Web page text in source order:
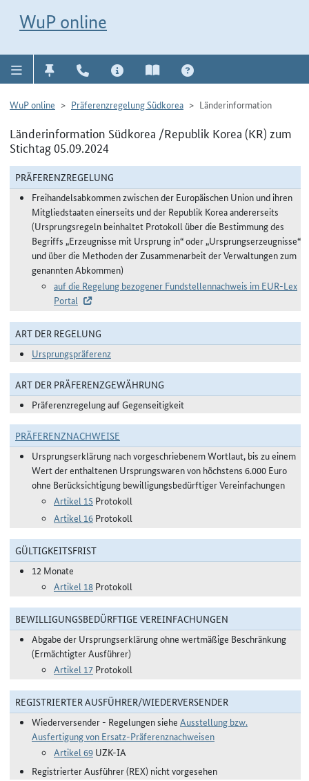
WuP online
WuP online Präferenzregelung Südkorea Länderinformation
Länderinformation Südkorea /Republik Korea (KR) zum
Stichtag 05.09.2024
PRÄFERENZREGELUNG
Freihandelsabkommen zwischen der Europäischen Union und ihren
Mitgliedstaaten einerseits und der Republik Korea andererseits
(Ursprungsregeln beinhaltet Protokoll über die Bestimmung des
Begriffs „Erzeugnisse mit Ursprung in“ oder „Ursprungserzeugnisse“
und über die Methoden der Zusammenarbeit der Verwaltungen zum
genannten Abkommen)
auf die Regelung bezogener Fundstellennachweis im EUR-Lex
Portal
ART DER REGELUNG
Ursprungspräferenz
ART DER PRÄFERENZGEWÄHRUNG
Präferenzregelung auf Gegenseitigkeit
PRÄFERENZNACHWEISE
Ursprungserklärung nach vorgeschriebenem Wortlaut, bis zu einem
Wert der enthaltenen Ursprungswaren von höchstens 6.000 Euro
ohne Berücksichtigung bewilligungsbedürftiger Vereinfachungen
Artikel 15 Protokoll
Artikel 16 Protokoll
GÜLTIGKEITSFRIST
12 Monate
Artikel 18 Protokoll
BEWILLIGUNGSBEDÜRFTIGE VEREINFACHUNGEN
Abgabe der Ursprungserklärung ohne wertmäßige Beschränkung
(Ermächtigter Ausführer)
Artikel 17 Protokoll
REGISTRIERTER AUSFÜHRER/WIEDERVERSENDER
Wiederversender - Regelungen siehe Ausstellung bzw.
Ausfertigung von Ersatz-Präferenznachweisen
Artikel 69 UZK-IA
Registrierter Ausführer (REX) nicht vorgesehen